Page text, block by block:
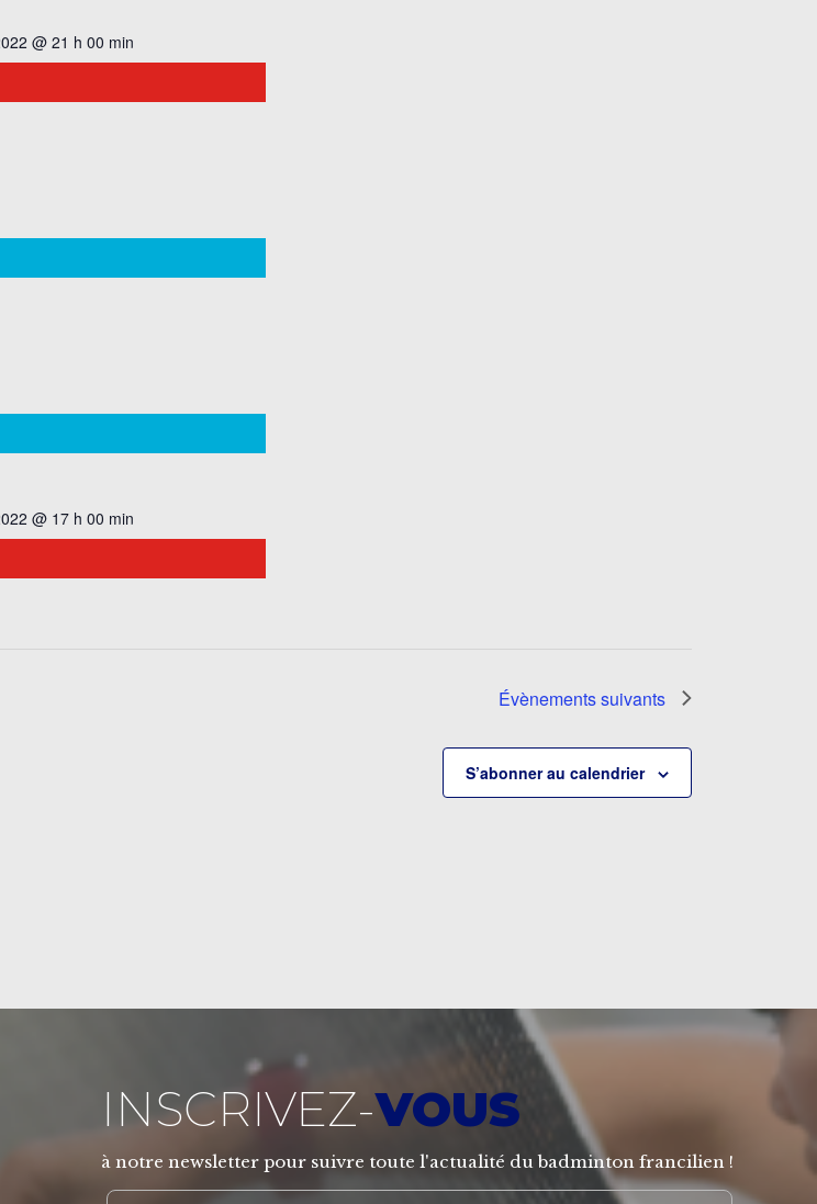
@ 21 h 00 min
@ 17 h 00 min
Évènementssuivants
S’abonner au calendrier
INSCRIVEZ-VOUS
à notre newsletter pour suivre toute l'actualité du badminton francilien !